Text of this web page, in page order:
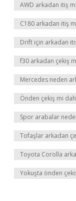
AWD arkadan itiş mi
C180 arkadan itiş
Drift için arkadan
f30 arkadan çekiş
Mercedes neden
Önden çekiş mi
Spor arabalar
Tofaşlar arkadan
Toyota Corolla
Yokuşta önden